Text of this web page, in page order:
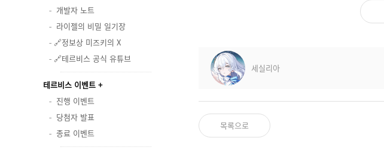
개발자 노트
라이젤의 비밀 일기장
🔗정보상 미즈키의 X
🔗테르비스 공식 유튜브
테르비스 이벤트
진행 이벤트
당첨자 발표
종료 이벤트
세실리아
목록으로